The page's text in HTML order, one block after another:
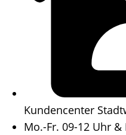
Kundencenter
Mo.-Fr. 09-12 Uhr